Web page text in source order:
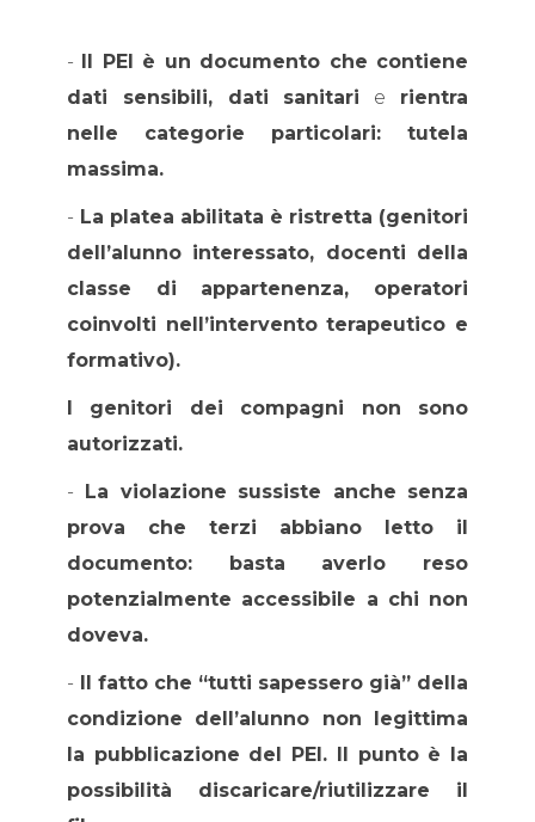
- Il PEI è un documento che contiene
dati sensibili, dati sanitari e rientra
nelle categorie particolari: tutela
massima.
- La platea abilitata è ristretta (genitori
dell’alunno interessato, docenti della
classe di appartenenza, operatori
coinvolti nell’intervento terapeutico e
formativo).
I genitori dei compagni non sono
autorizzati.
- La violazione sussiste anche senza
prova che terzi abbiano letto il
documento: basta averlo reso
potenzialmente accessibile a chi non
doveva.
- Il fatto che “tutti sapessero già” della
condizione dell’alunno non legittima
la pubblicazione del PEI. Il punto è la
possibilità discaricare/riutilizzare il